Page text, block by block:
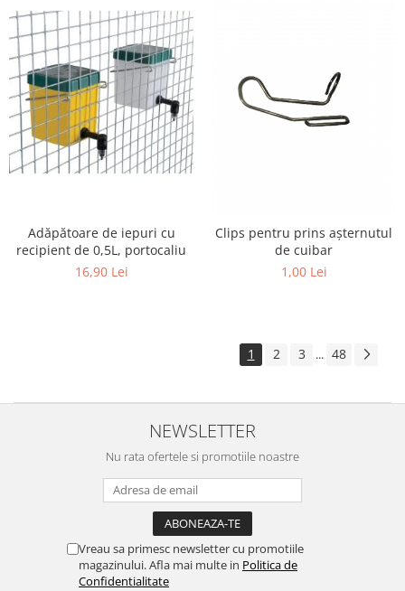
Adăpătoare de iepuri cu
recipient de 0,5L, portocaliu
16,90 Lei
Clips pentru prins așternutul
de cuibar
1,00 Lei
1 2 3 ... 48
NEWSLETTER
Nu rata ofertele si promotiile noastre
Vreau sa primesc newsletter cu promotiile
magazinului. Afla mai multe in Politica de
Confidentialitate